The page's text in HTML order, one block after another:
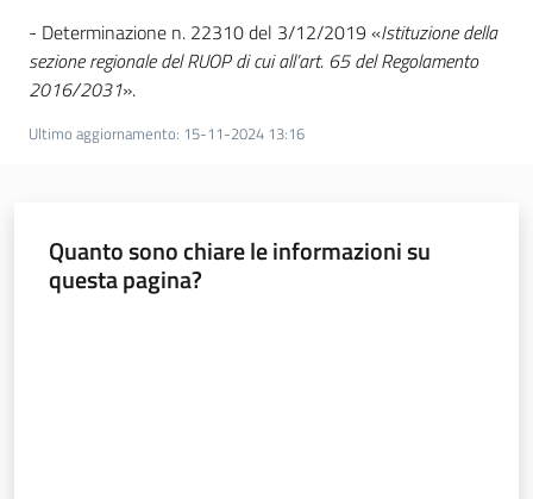
- Determinazione n. 22310 del 3/12/2019 «Istituzione della
sezione regionale del RUOP di cui all’art. 65 del Regolamento
2016/2031».
Ultimo aggiornamento: 15-11-2024 13:16
Quanto sono chiare le informazioni su
questa pagina?